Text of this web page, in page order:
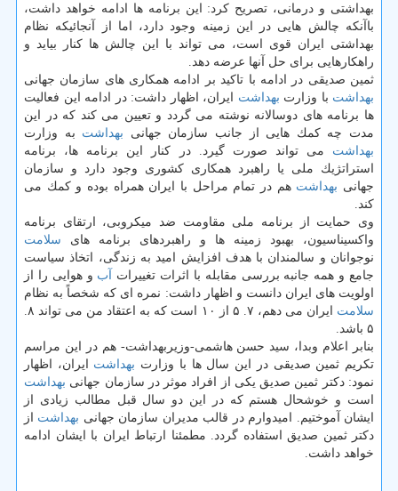
بهداشتی و درمانی، تصریح كرد: این برنامه ها ادامه خواهد داشت،
باآنكه چالش هایی در این زمینه وجود دارد، اما از آنجائیكه نظام
بهداشتی ایران قوی است، می تواند با این چالش ها كنار بیاید و
راهكارهایی برای حل آنها عرضه دهد.
ثمین صدیقی در ادامه با تاكید بر ادامه همكاری های سازمان جهانی
بهداشت با وزارت بهداشت ایران، اظهار داشت: در ادامه این فعالیت
ها برنامه های دوسالانه نوشته می گردد و تعیین می كند كه در این
مدت چه كمك هایی از جانب سازمان جهانی بهداشت به وزارت
بهداشت می تواند صورت گیرد. در كنار این برنامه ها، برنامه
استراتژیك ملی یا راهبرد همكاری كشوری وجود دارد و سازمان
جهانی بهداشت هم در تمام مراحل با ایران همراه بوده و كمك می
كند.
وی حمایت از برنامه ملی مقاومت ضد میكروبی، ارتقای برنامه
واكسیناسیون، بهبود زمینه ها و راهبردهای برنامه های سلامت
نوجوانان و سالمندان با هدف افزایش امید به زندگی، اتخاذ سیاست
جامع و همه جانبه بررسی مقابله با اثرات تغییرات آب و هوایی را از
اولویت های ایران دانست و اظهار داشت: نمره ای كه شخصاً به نظام
سلامت
۵ باشد.
بنابر اعلام وبدا، سید حسن هاشمی-وزیربهداشت- هم در این مراسم
تكریم ثمین صدیقی در این سال ها با وزارت بهداشت ایران، اظهار
نمود: دكتر ثمین صدیق یكی از افراد موثر در سازمان جهانی بهداشت
است و خوشحال هستم كه در این دو سال قبل مطالب زیادی از
ایشان آموختیم. امیدوارم در قالب مدیران سازمان جهانی بهداشت از
دكتر ثمین صدیق استفاده گردد. مطمئنا ارتباط ایران با ایشان ادامه
خواهد داشت.